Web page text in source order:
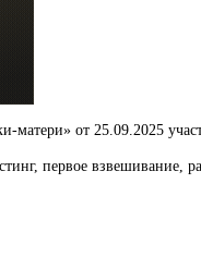
матери» от 25.09.2025
первое взвешивание,